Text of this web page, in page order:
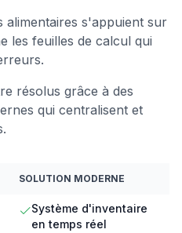
s'appuient sur
les feuilles de calcul qui
résolus grâce à des
qui centralisent et
SOLUTION MODERNE
Système d'inventaire
en temps réel